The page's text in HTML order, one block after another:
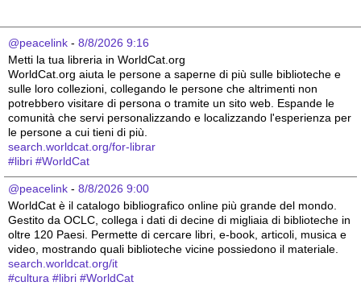
@peacelink - 8/8/2026 9:16
Metti la tua libreria in WorldCat.org
WorldCat.org aiuta le persone a saperne di più sulle biblioteche e
sulle loro collezioni, collegando le persone che altrimenti non
potrebbero visitare di persona o tramite un sito web. Espande le
comunità che servi personalizzando e localizzando l'esperienza per
le persone a cui tieni di più.
search.worldcat.org/for-librar
#libri #WorldCat
@peacelink - 8/8/2026 9:00
WorldCat è il catalogo bibliografico online più grande del mondo.
Gestito da OCLC, collega i dati di decine di migliaia di biblioteche in
oltre 120 Paesi. Permette di cercare libri, e-book, articoli, musica e
video, mostrando quali biblioteche vicine possiedono il materiale.
search.worldcat.org/it
#cultura #libri #WorldCat